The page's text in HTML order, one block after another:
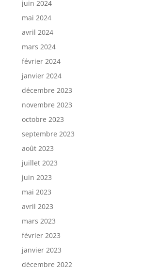
juin 2024
mai 2024
avril 2024
mars 2024
février 2024
janvier 2024
décembre 2023
novembre 2023
octobre 2023
septembre 2023
août 2023
juillet 2023
juin 2023
mai 2023
avril 2023
mars 2023
février 2023
janvier 2023
décembre 2022